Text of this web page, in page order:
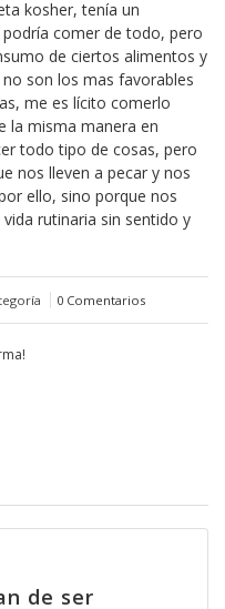
kosher, tenía un
comer de todo, pero
de ciertos alimentos y
son los mas favorables
me es lícito comerlo
la misma manera en
todo tipo de cosas, pero
nos lleven a pecar y nos
ello, sino porque nos
rutinaria sin sentido y
0 Comentarios
de ser